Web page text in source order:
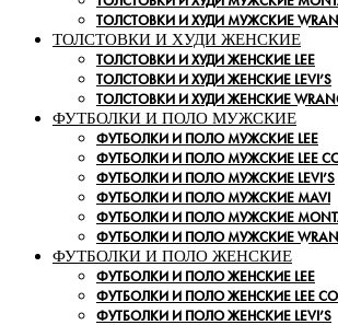
ТОЛСТОВКИ И ХУДИ МУЖСКИЕ
ТОЛСТОВКИ И ХУДИ ЖЕНСКИЕ
ТОЛСТОВКИ И ХУДИ ЖЕНСКИЕ LEE
ТОЛСТОВКИ И ХУДИ ЖЕНСКИЕ LEVI’S
ТОЛСТОВКИ И ХУДИ ЖЕНСКИЕ
ФУТБОЛКИ И ПОЛО МУЖСКИЕ
ФУТБОЛКИ И ПОЛО МУЖСКИЕ LEE
ФУТБОЛКИ И ПОЛО МУЖСКИЕ LEE
ФУТБОЛКИ И ПОЛО МУЖСКИЕ LEVI’S
ФУТБОЛКИ И ПОЛО МУЖСКИЕ MAVI
ФУТБОЛКИ И ПОЛО МУЖСКИЕ
ФУТБОЛКИ И ПОЛО МУЖСКИЕ
ФУТБОЛКИ И ПОЛО ЖЕНСКИЕ
ФУТБОЛКИ И ПОЛО ЖЕНСКИЕ LEE
ФУТБОЛКИ И ПОЛО ЖЕНСКИЕ LEE
ФУТБОЛКИ И ПОЛО ЖЕНСКИЕ LEVI’S